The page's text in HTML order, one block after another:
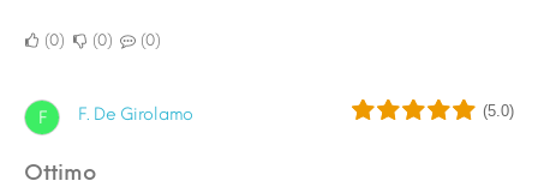
0 0 0
F F. De Girolamo (5.0)
Ottimo